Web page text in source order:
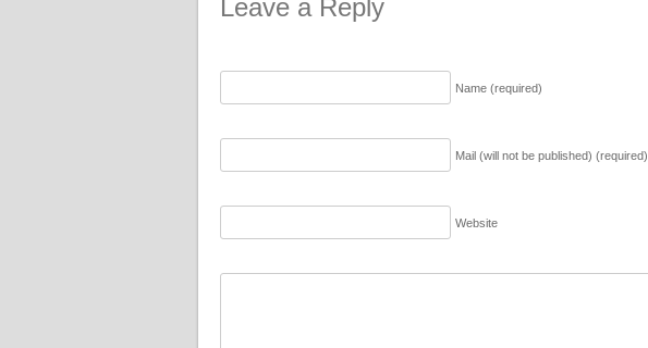
Leave a Reply
Name (required)
Mail (will not be published) (required)
Website